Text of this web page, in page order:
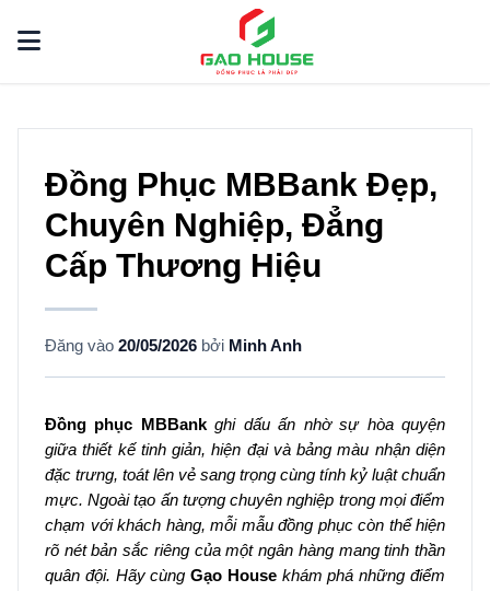
Đồng Phục MBBank Đẹp,
Chuyên Nghiệp, Đẳng
Cấp Thương Hiệu
Đăng vào 20/05/2026 bởi Minh Anh
Đồng phục MBBankghi dấu ấn nhờ sự hòa quyện
giữa thiết kế tinh giản, hiện đại và bảng màu nhận diện
đặc trưng, toát lên vẻ sang trọng cùng tính kỷ luật chuẩn
mực. Ngoài tạo ấn tượng chuyên nghiệp trong mọi điểm
chạm với khách hàng, mỗi mẫu đồng phục còn thể hiện
rõ nét bản sắc riêng của một ngân hàng mang tinh thần
quân đội. Hãy cùngGạo Housekhám phá những điểm